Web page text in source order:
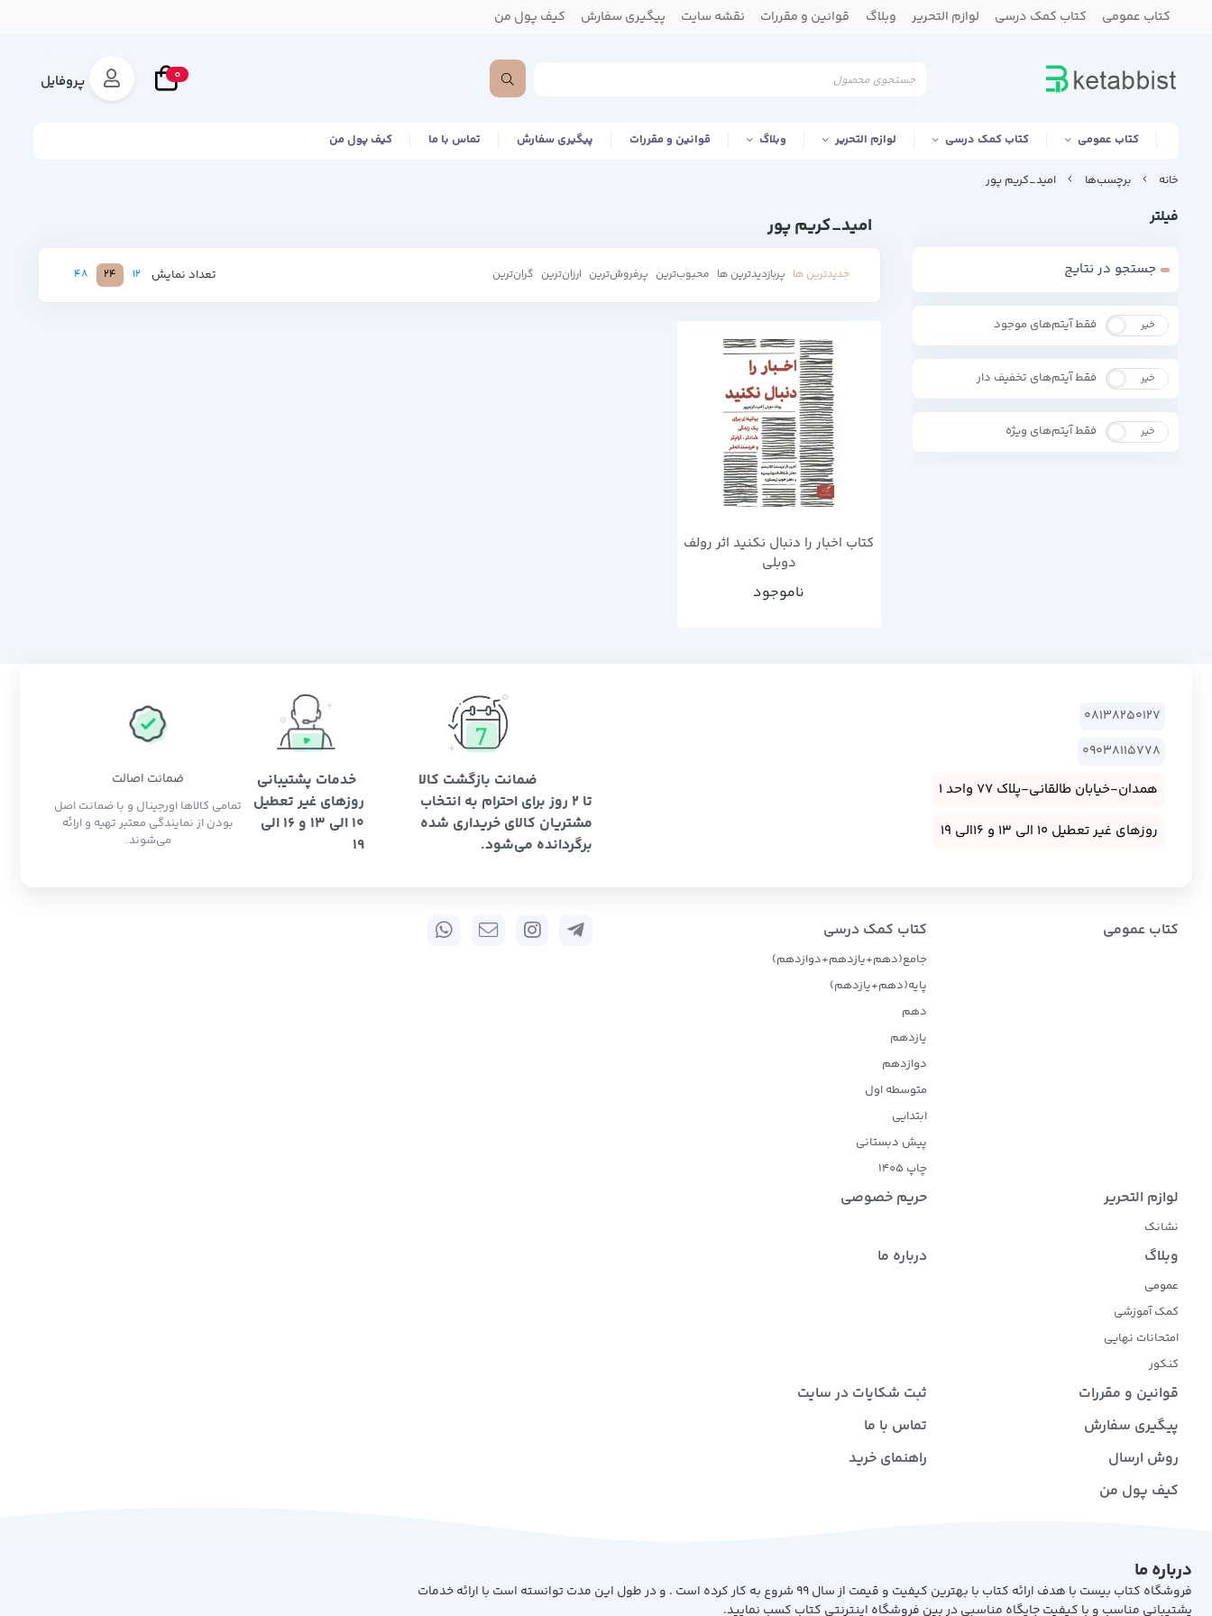
کتاب عمومی کتاب کمک درسی لوازم التحریر وبلاگ قوانین و مقررات نقشه سایت پیگیری سفارش کیف پول من
0 پروفایل
کتاب عمومی کتاب کمک درسی لوازم التحریر وبلاگ قوانین و مقررات پیگیری سفارش تماس با ما کیف پول من
خانه برچسب‌ها امید_کریم پور
فیلتر
جستجو در نتایج
بله خیر فقط آیتم‌های موجود
بله خیر فقط آیتم‌های تخفیف دار
بله خیر فقط آیتم‌های ویژه
امید_کریم پور
جدیدترین ها پربازدیدترین ها محبوب‌‌ترین پرفروش‌ترین ارزان‌ترین گران‌ترین تعداد نمایش 12
24
48
کتاب اخبار را دنبال نکنید اثر رولف
دوبلی
ناموجود
08138250127
09038115778
همدان-خیابان طالقانی-پلاک 77 واحد 1
روزهای غیر تعطیل 10 الی 13 و 16الی 19
ضمانت بازگشت کالا
تا 2 روز برای احترام به انتخاب
مشتریان کالای خریداری شده
برگردانده می‌شود.
خدمات پشتیبانی
روزهای غیر تعطیل
10 الی 13 و 16 الی
19
ضمانت اصالت
تمامی کالاها اورجینال و با ضمانت اصل
بودن از نمایندگی معتبر تهیه و ارائه
می‌شوند.
کتاب عمومی کتاب کمک درسی
جامع(دهم+یازدهم+دوازدهم)
پایه(دهم+یازدهم)
دهم
یازدهم
دوازدهم
متوسطه اول
ابتدایی
پیش دبستانی
چاپ 1405
لوازم التحریر
نشانک
حریم خصوصی
وبلاگ
عمومی
کمک آموزشی
امتحانات نهایی
کنکور
درباره ما
قوانین و مقررات
ثبت شکایات در سایت
پیگیری سفارش
تماس با ما
روش ارسال
راهنمای خرید
کیف پول من
درباره ما
فروشگاه کتاب بیست با هدف ارائه کتاب با بهترین کیفیت و قیمت از سال 99 شروع به کار کرده است . و در طول این مدت توانسته است با ارائه خدمات
پشتیبانی مناسب و با کیفیت جایگاه مناسبی در بین فروشگاه اینترنتی کتاب کسب نمایید.